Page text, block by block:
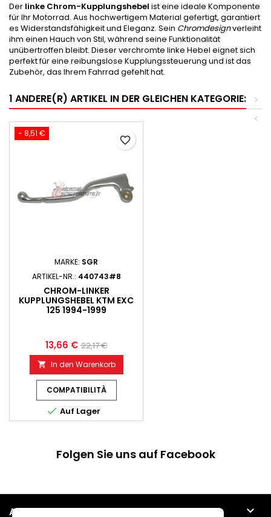
Der linke Chrom-Kupplungshebel ist eine ideale Komponente
für Ihr Motorrad. Aus hochwertigem Material gefertigt, garantiert
es Widerstandsfähigkeit und Eleganz. Sein Chromdesignverleiht
ihm einen Hauch von Stil, während seine Funktionalität
unübertroffen bleibt. Dieser verchromte linke Hebel eignet sich
perfekt für eine reibungslose Kupplungssteuerung und ist das
Zubehör, das Ihrem Fahrrad gefehlt hat.
1 ANDERE(R) ARTIKEL IN DER GLEICHEN KATEGORIE:
>
<
- 8,51 €
MARKE: SGR
ARTIKEL-NR.: 440743#8
CHROM-LINKER
KUPPLUNGSHEBEL KTM EXC
125 1994-1999
13,66 € 22,17 €
 In den Warenkorb
COMPATIBILITÀ
 Auf Lager
favorite_border
Folgen Sie uns auf Facebook
ARTIKEL 